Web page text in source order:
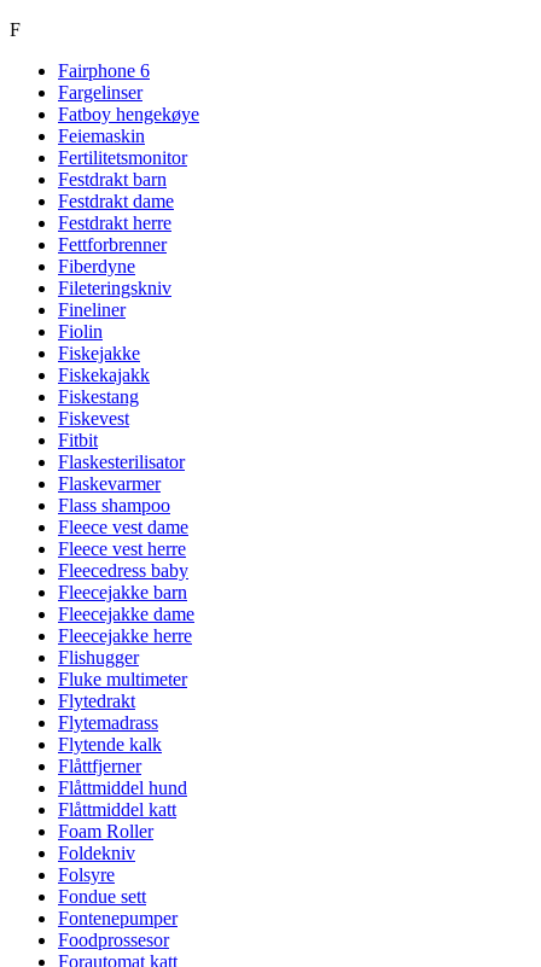
F
Fairphone 6
Fargelinser
Fatboy hengekøye
Feiemaskin
Fertilitetsmonitor
Festdrakt barn
Festdrakt dame
Festdrakt herre
Fettforbrenner
Fiberdyne
Fileteringskniv
Fineliner
Fiolin
Fiskejakke
Fiskekajakk
Fiskestang
Fiskevest
Fitbit
Flaskesterilisator
Flaskevarmer
Flass shampoo
Fleece vest dame
Fleece vest herre
Fleecedress baby
Fleecejakke barn
Fleecejakke dame
Fleecejakke herre
Flishugger
Fluke multimeter
Flytedrakt
Flytemadrass
Flytende kalk
Flåttfjerner
Flåttmiddel hund
Flåttmiddel katt
Foam Roller
Foldekniv
Folsyre
Fondue sett
Fontenepumper
Foodprossesor
Forautomat katt